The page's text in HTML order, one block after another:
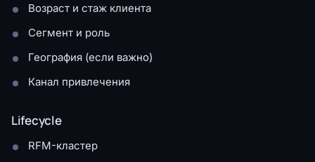
Возраст и стаж клиента
Сегмент и роль
География (если важно)
Канал привлечения
Lifecycle
RFM-кластер